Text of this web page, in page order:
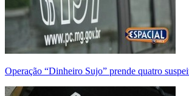
Operação “Dinheiro Sujo” prende quatro